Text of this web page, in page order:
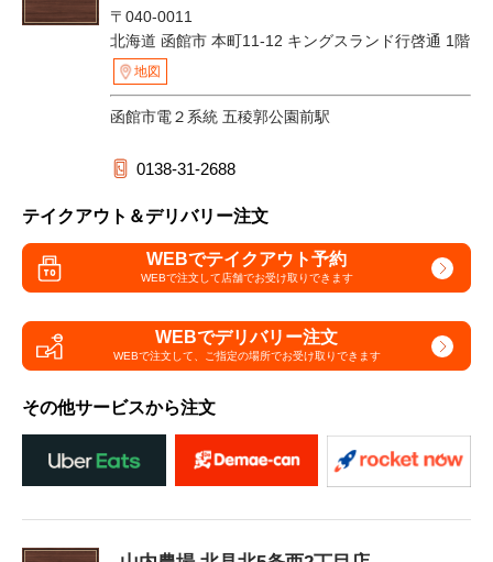
〒040-0011
北海道 函館市 本町11-12 キングスランド行啓通 1階
地図
函館市電２系統 五稜郭公園前駅
0138-31-2688
テイクアウト＆デリバリー注文
WEBでテイクアウト予約
WEBで注文して店舗でお受け取りできます
WEBでデリバリー注文
WEBで注文して、 ご指定の場所でお受け取りできます
その他サービスから注文